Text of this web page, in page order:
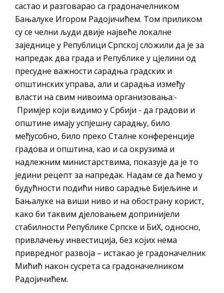
састао и разговарао са градоначелником
Бањалуке Игором Радојичићем. Том приликом
су се челни људи двије највеће локалне
заједнице у Републици Српској сложили да је за
напредак два града и Републике у цјелини од
пресудне важности сарадња градских и
општинских управа, али и сарадња између
власти на свим нивоима организовања:-
Примјер који видимо у Србији - да градови и
општине имају успјешну сарадњу, било
међусобно, било преко Сталне конференције
градова и општина, као и са окрузима и
надлежним министарствима, показује да је то
једини рецепт за напредак. Надам се да ћемо у
будућности подићи ниво сарадње Бијељине и
Бањалуке на виши ниво и на обострану корист,
како би таквим дјеловањем допринијели
стабилности Републике Српске и БиХ, односно,
привлачењу инвестиција, без којих нема
привредног развоја – истакао је градоначелник
Мићић након сусрета са градоначелником
Радојичићем.